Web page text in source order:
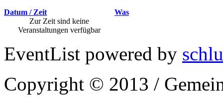
Datum / Zeit
Was
Zur Zeit sind keine
Veranstaltungen verfügbar
EventList powered by
Copyright © 2013 /